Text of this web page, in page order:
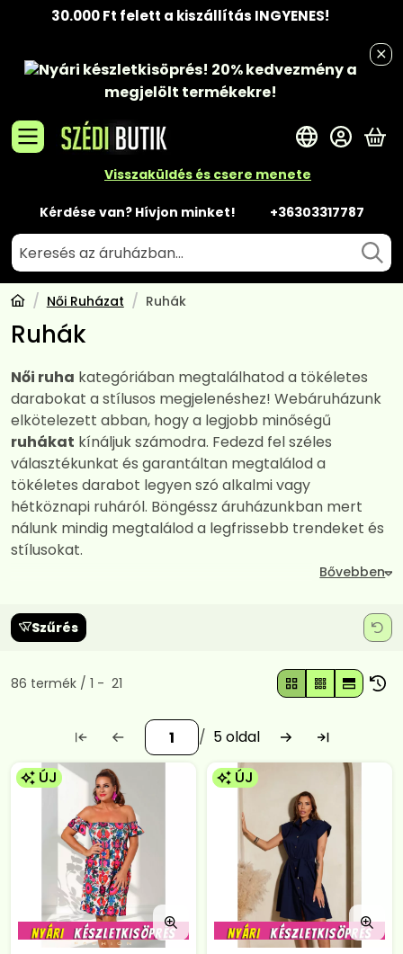
30.000 Ft felett a kiszállítás INGYENES!
Nyári készletkisöprés! 20% kedvezménya
megjelölt termékekre!
Visszaküldés és csere menete
Kérdése van? Hívjon minket! +36303317787
A
Női Ruházat Ruhák
Ruhák
Női ruha kategóriában megtalálhatod a tökéletes
darabokat a stílusos megjelenéshez! Webáruházunk
elkötelezett abban, hogy a legjobb minőségű
ruhákat kínáljuk számodra. Fedezd fel széles
választékunkat és garantáltan megtalálod a
tökéletes darabot legyen szó alkalmi vagy
hétköznapi ruháról. Böngéssz áruházunkban mert
nálunk mindig megtalálod a legfrissebb trendeket és
stílusokat.
Szűrés
Összes termék a kategóriában
86 termék 1 21
5
ÚJ
ÚJ